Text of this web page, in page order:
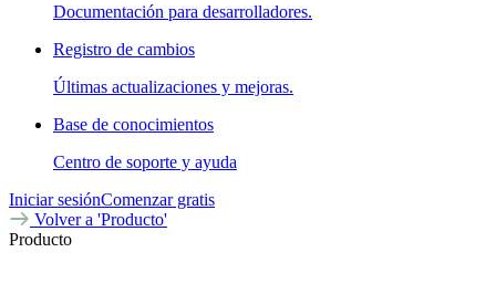
Documentación para desarrolladores.
Registro de cambios
Últimas actualizaciones y mejoras.
Base de conocimientos
Centro de soporte y ayuda
Iniciar sesiónComenzar gratis
Volver a 'Producto'
Producto